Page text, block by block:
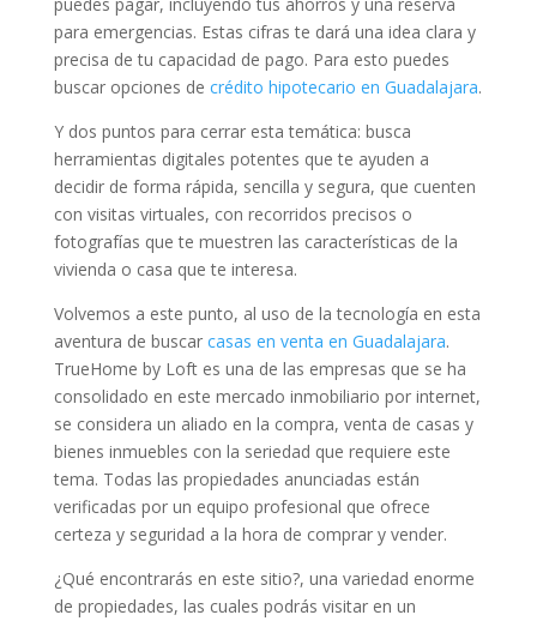
para emergencias. Estas cifras te dará una idea clara y
precisa de tu capacidad de pago. Para esto puedes
buscar opciones de crédito hipotecario en Guadalajara.
Y dos puntos para cerrar esta temática: busca
herramientas digitales potentes que te ayuden a
decidir de forma rápida, sencilla y segura, que cuenten
con visitas virtuales, con recorridos precisos o
fotografías que te muestren las características de la
vivienda o casa que te interesa.
Volvemos a este punto, al uso de la tecnología en esta
aventura de buscar casas en venta en Guadalajara.
TrueHome by Loft es una de las empresas que se ha
consolidado en este mercado inmobiliario por internet,
se considera un aliado en la compra, venta de casas y
bienes inmuebles con la seriedad que requiere este
tema. Todas las propiedades anunciadas están
verificadas por un equipo profesional que ofrece
certeza y seguridad a la hora de comprar y vender.
¿Qué encontrarás en este sitio?, una variedad enorme
de propiedades, las cuales podrás visitar en un